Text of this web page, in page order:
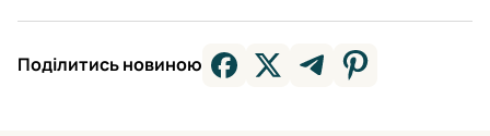
Поділитись новиною